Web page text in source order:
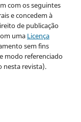
com os seguintes
e concedem à
de publicação
uma Licença
sem fins
modo referenciado
nesta revista).